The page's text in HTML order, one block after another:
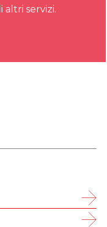
altri servizi.